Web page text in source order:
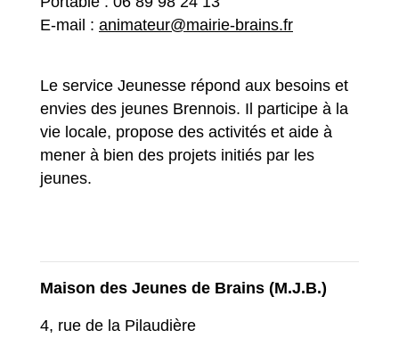
E-mail : animateur@mairie-brains.fr
Le service Jeunesse répond aux besoins et
envies des jeunes Brennois. Il participe à la
vie locale, propose des activités et aide à
mener à bien des projets initiés par les
jeunes.
Maison des Jeunes de Brains (M.J.B.)
4, rue de la Pilaudière